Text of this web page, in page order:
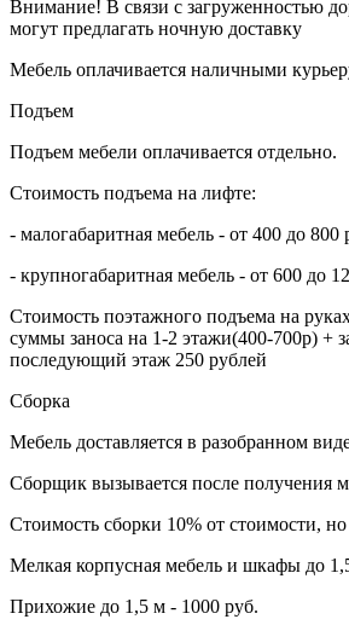
Внимание! В связи с загруженностью
могут предлагать ночную доставку
Мебель оплачивается наличными
Подъем
Подъем мебели оплачивается отдельно.
Стоимость подъема на лифте:
- малогабаритная мебель - от 400 до 800
- крупногабаритная мебель - от 600 до
Стоимость поэтажного подъема на
суммы заноса на 1-2 этажи(400-700р) +
последующий этаж 250 рублей
Сборка
Мебель доставляется в разобранном
Сборщик вызывается после получения
Стоимость сборки 10% от стоимости,
Мелкая корпусная мебель и шкафы до
Прихожие до 1,5 м - 1000 руб.